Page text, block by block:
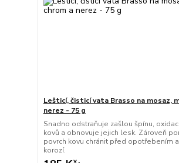
Lešticí, čisticí vata Brasso na mosaz,
nerez - 75 g
Snadno odstraňuje zašlou špínu,
kovů a obnovuje jejich lesk. Zároveň
povrch kovu chránit před opotřebením
korozí.